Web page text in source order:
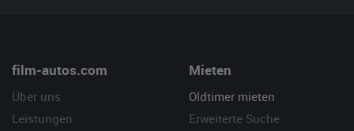
film-autos.com
Über uns
Leistungen
Mieten
Oldtimer mieten
Erweiterte Suche